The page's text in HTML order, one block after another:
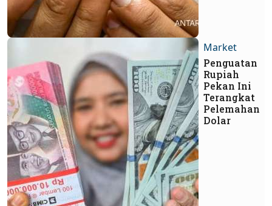
Market
Penguatan
Rupiah
Pekan Ini
Terangkat
Pelemahan
Dolar